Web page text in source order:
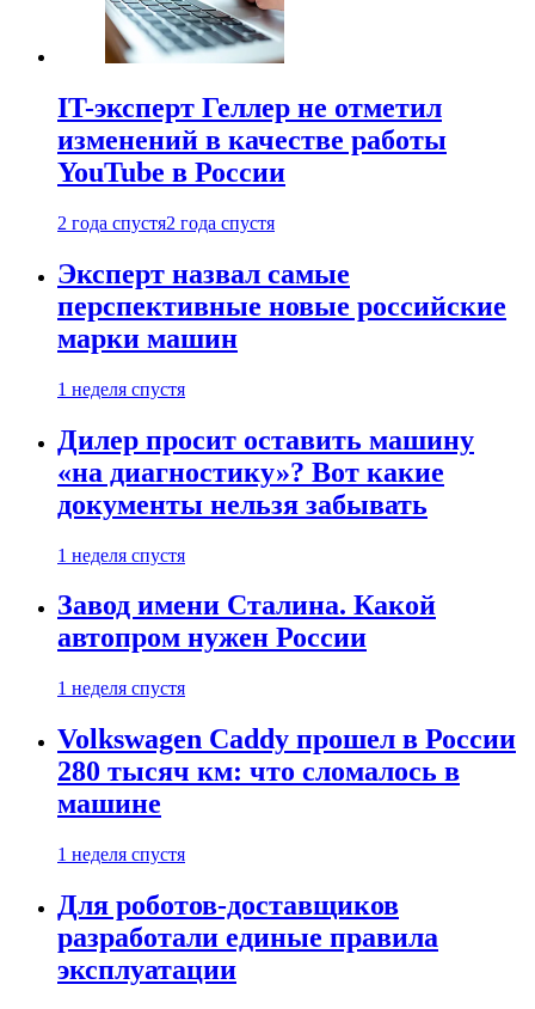
IT-эксперт Геллер не отметил
изменений в качестве работы
YouTube в России
2 года спустя2 года спустя
Эксперт назвал самые
перспективные новые российские
марки машин
1 неделя спустя
Дилер просит оставить машину
«на диагностику»? Вот какие
документы нельзя забывать
1 неделя спустя
Завод имени Сталина. Какой
автопром нужен России
1 неделя спустя
Volkswagen Caddy прошел в России
280 тысяч км: что сломалось в
машине
1 неделя спустя
Для роботов-доставщиков
разработали единые правила
эксплуатации